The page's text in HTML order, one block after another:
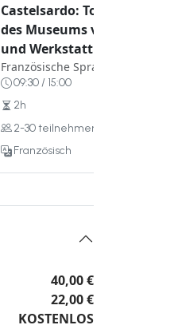
Castelsardo: Tour mit Besuch
des Museums von Intreccio
und Werkstatt
Französische Sprache
09:30 / 15:00
2h
2-30 teilnehmer
Französisch
40,00 €
22,00 €
KOSTENLOS